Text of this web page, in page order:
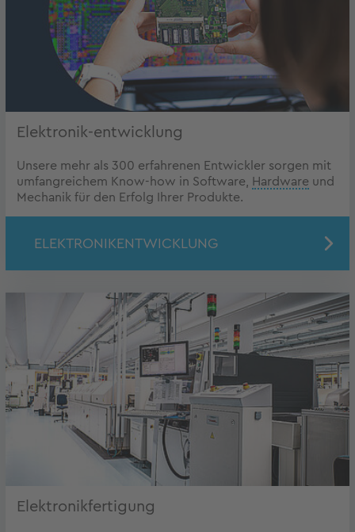
Elektronik-entwicklung
Unsere mehr als 300 erfahrenen Entwickler sorgen mit
umfangreichem Know-how in Software,
Hardware und
Mechanik für den Erfolg Ihrer Produkte.
ELEKTRONIKENTWICKLUNG
Elektronikfertigung